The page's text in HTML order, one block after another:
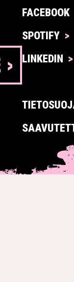
FACEBOOK
SPOTIFY
LINKEDIN